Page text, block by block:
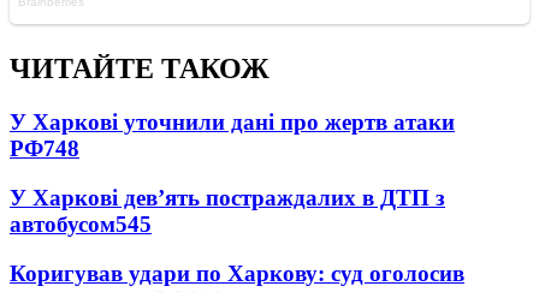
ЧИТАЙТЕ ТАКОЖ
У Харкові уточнили дані про жертв атаки
РФ748
У Харкові дев’ять постраждалих в ДТП з
автобусом545
Коригував удари по Харкову: суд оголосив